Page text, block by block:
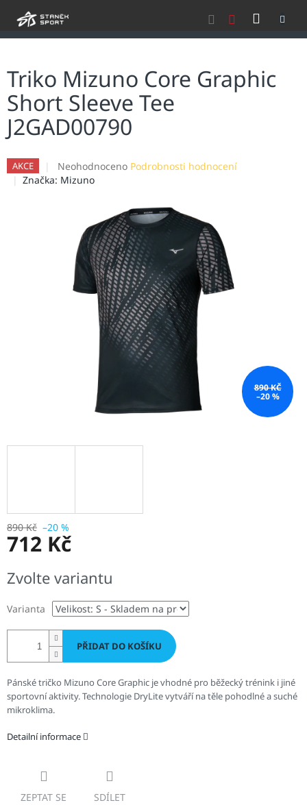
Triko Mizuno Core Graphic
Short Sleeve Tee
J2GAD00790
AKCE
Průměrné
hodnocení
hvězdiček.
Neohodnoceno Podrobnosti hodnocení
Značka: Mizuno
890 KČ
–20 %
890 Kč –20 %
712 Kč
cena:
Zvolte variantu
Varianta
PŘIDAT DO KOŠÍKU
Pánské tričko Mizuno Core Graphic je vhodné pro běžecký trénink i jiné
sportovní aktivity.Technologie DryLite vytváří na těle pohodlné a suché
mikroklima.
Detailní informace
ZEPTAT SE SDÍLET